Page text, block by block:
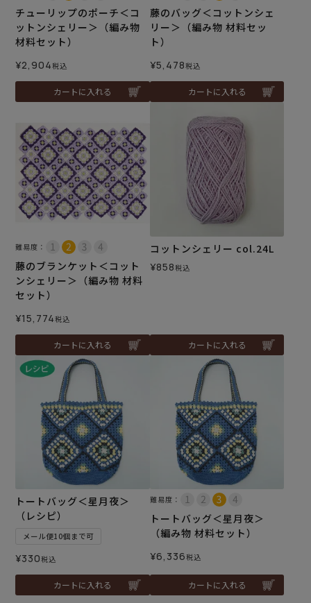
チューリップのポーチ＜コ
ットンシェリー＞（編み物
材料セット）
¥2,904税込
カートに入れる
藤のバッグ＜コットンシェ
リー＞（編み物 材料セッ
ト）
¥5,478税込
カートに入れる
難易度：
藤のブランケット＜コット
ンシェリー＞（編み物 材料
セット）
¥15,774税込
カートに入れる
コットンシェリー col.24L
¥858税込
カートに入れる
トートバッグ＜星月夜＞
（レシピ）
メール便10個まで可
¥330税込
カートに入れる
難易度：
トートバッグ＜星月夜＞
（編み物 材料セット）
¥6,336税込
カートに入れる